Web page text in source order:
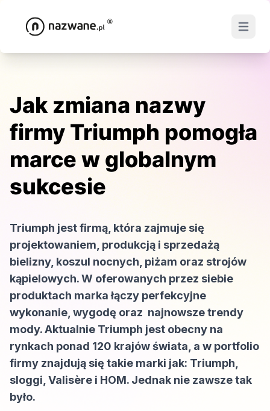
Open
Jak zmiana nazwy
firmy Triumph pomogła
marce w globalnym
sukcesie
Triumph jest firmą, która zajmuje się
projektowaniem, produkcją i sprzedażą
bielizny, koszul nocnych, piżam oraz strojów
kąpielowych. W oferowanych przez siebie
produktach marka łączy perfekcyjne
wykonanie, wygodę oraz najnowsze trendy
mody. Aktualnie Triumph jest obecny na
rynkach ponad 120 krajów świata, a w portfolio
firmy znajdują się takie marki jak: Triumph,
sloggi, Valisère i HOM. Jednak nie zawsze tak
było.